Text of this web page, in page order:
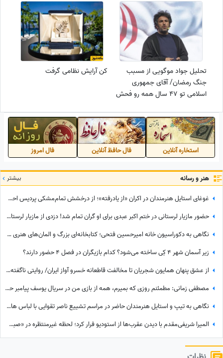
تنگسیری در کفه دیگر ترازو+فیلم
تحلیل جواد موگویی از مسبب
جنگ رمضان/ آقای جمهوری
اسلامی تو 47 سال همه رو فحش
مرگ بر انگلیس و... گفتنت شد
این جنگ/ اما واقعیت اینه
که...+فیلم
کن آرایش نظامی گرفت
استخاره آنلاین فال حافظ آنلاین فال امروز
هنر و رسانه بیشتر
غوغای استایل هنرمندان در اکران «از یادرفته»؛ از درخشش تمام‌مشکی پردیس احمدیه و آزیتا حاجیان تا تیپ اسپورت سینا مهراد و مجید مظفری
حضور مازیار لرستانی در ختم اکبر عبدی برای او گران تمام شد! دزدی از مازیار لرستانی اونم تو روز روشن!
نگاهی به دکوراسیون خانه امیرحسین فتحی؛ کتابخانه‌ای بزرگ و المان‌های هنری که همه را غافلگیر کرد/ بیخود نیست بهش میگن آقازاده سینمای ایران
زیر آسمان شهر 4 کِی ساخته می‌شود؟ کدام بازیگران در فصل 4 حضور دارند؟
از عشق پنهان همایون شجریان تا مخالفت قاطعانه خسرو آواز ایران/ روایتی ناگفته از رویایی که در سایه موسیقی ماند!
مصطفی زمانی: مطمئنم روزی که بمیرم، همه از بازی من در سریال یوسف پیامبر حرف می‌زنند... +ویدیو
نگاهی به تیپ و استایل هنرمندان حاضر در مراسم تشییع ناصر تقوایی با لباس های رنگی و سفید به سفارش همسر آن مرحوم/ محسن شریفیان، شهاب حسینی، مارال بنی آدم، ستاره اسکندری و...
المیرا شریفی‌مقدم با دیدن عقرب‌ها از استودیو فرار کرد؛ لحظه غیرمنتظره در «صبحانه ایرانی» + ویدئو